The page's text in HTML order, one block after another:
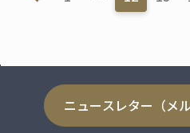
ニュースレター（メ